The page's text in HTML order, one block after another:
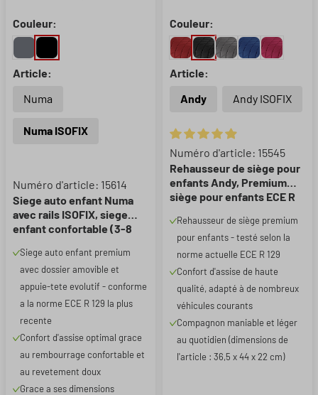
Couleur:
Article:
Numa
Numa ISOFIX
Numéro d'article: 15614
Siege auto enfant Numa
avec rails ISOFIX, siege
enfant confortable (3-8
auto 2in1 avec dossier
amovible et appui-tete
reglable ECE R 129 certifie
noir
Siege auto enfant premium
avec dossier amovible et
appuie-tete evolutif - conforme
a la norme ECE R 129 la plus
recente
Confort d'assise optimal grace
au rembourrage confortable et
au revetement doux
Grace a ses dimensions
Couleur:
Article:
Andy
Andy ISOFIX
Note moyenne de 4.96 sur 5
Numéro d'article: 15545
Rehausseur de siège pour
enfants Andy, Premium
siège pour enfants ECE R
Rehausseur de siège premium
pour enfants - testé selon la
norme actuelle ECE R 129
Confort d'assise de haute
qualité, adapté à de nombreux
véhicules courants
Compagnon maniable et léger
au quotidien (dimensions de
l'article : 36,5 x 44 x 22 cm)